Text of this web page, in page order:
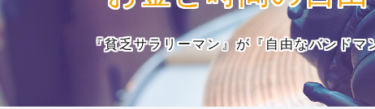
『貧乏サラリーマン』が『自由なバンド